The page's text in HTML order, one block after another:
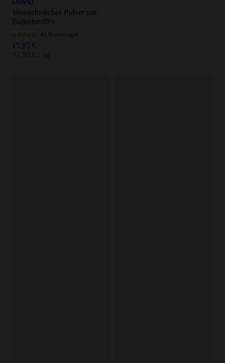
Wasserlösliches Pulver mit
Ballaststoffen
41 Bewertungen
Angebot
15,95 €